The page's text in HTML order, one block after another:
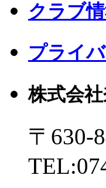
クラブ
プライ
株式会
〒